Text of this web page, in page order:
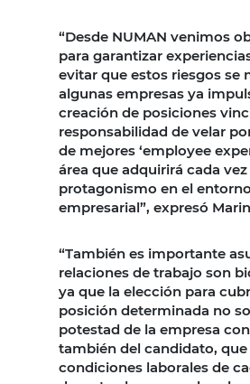
“Desde NUMAN venimos
para garantizar
evitar que estos riesgos se
algunas empresas ya
creación de posiciones
responsabilidad de velar
de mejores ‘employee
área que adquirirá cada
protagonismo en el entorno
empresarial”, expresó
“También es importante
relaciones de trabajo son
ya que la elección para
posición determinada no
potestad de la empresa
también del candidato, que
condiciones laborales de